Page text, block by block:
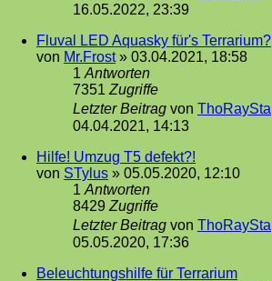
16.05.2022, 23:39
Fluval LED Aquasky für's Terrarium?
von Mr.Frost» 03.04.2021, 18:58
1 Antworten
7351 Zugriffe
Letzter Beitrag von ThoRaySta
04.04.2021, 14:13
Hilfe! Umzug T5 defekt?!
von STylus » 05.05.2020, 12:10
1 Antworten
8429 Zugriffe
Letzter Beitrag von ThoRaySta
05.05.2020, 17:36
Beleuchtungshilfe für Terrarium